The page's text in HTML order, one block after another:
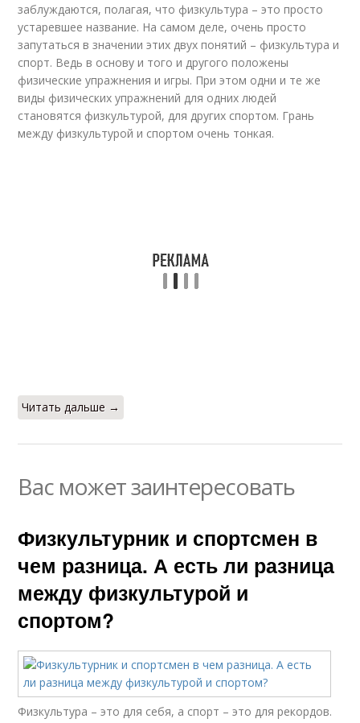
заблуждаются, полагая, что физкультура – это просто
устаревшее название. На самом деле, очень просто
запутаться в значении этих двух понятий – физкультура и
спорт. Ведь в основу и того и другого положены
физические упражнения и игры. При этом одни и те же
виды физических упражнений для одних людей
становятся физкультурой, для других спортом. Грань
между физкультурой и спортом очень тонкая.
Читать дальше →
Вас может заинтересовать
Физкультурник и спортсмен в
чем разница. А есть ли разница
между физкультурой и
спортом?
Физкультура – это для себя, а спорт – это для рекордов.